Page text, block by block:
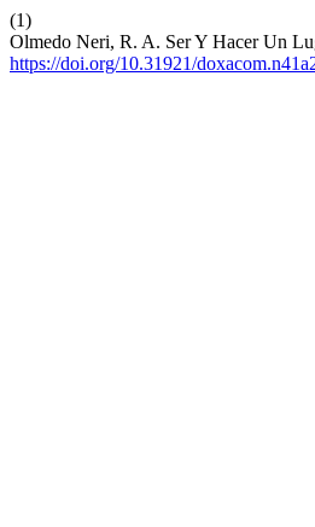
(1)
Olmedo Neri, R. A. Ser Y Hacer Un
https://doi.org/10.31921/